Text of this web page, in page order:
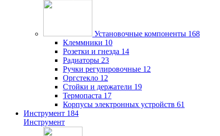
Установочные компоненты 168
Клеммники 10
Розетки и гнезда 14
Радиаторы 23
Ручки регулировочные 12
Оргстекло 12
Стойки и держатели 19
Термопаста 17
Корпусы электронных устройств 61
Инструмент 184
Инструмент